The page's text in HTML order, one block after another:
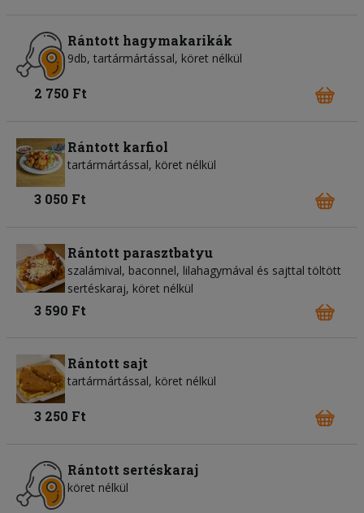
Rántott hagymakarikák
9db, tartármártással, köret nélkül
2 750 Ft
Rántott karfiol
tartármártással, köret nélkül
3 050 Ft
Rántott parasztbatyu
szalámival, baconnel, lilahagymával és sajttal töltött
sertéskaraj, köret nélkül
3 590 Ft
Rántott sajt
tartármártással, köret nélkül
3 250 Ft
Rántott sertéskaraj
köret nélkül